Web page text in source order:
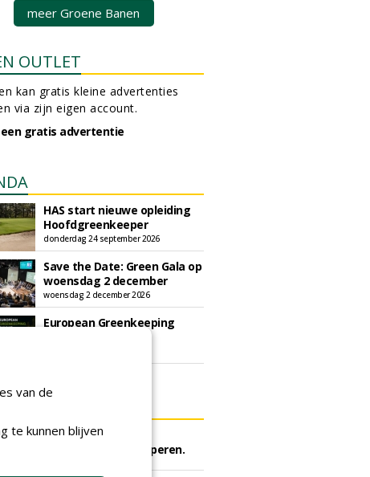
meer Groene Banen
OUTLET
kan gratis kleine advertenties
via zijn eigen account.
gratis advertentie
HAS start nieuwe opleiding
Hoofdgreenkeeper
donderdag 24 september 2026
Save the Date: Green Gala op
woensdag 2 december
woensdag 2 december 2026
European Greenkeeping
Rotterdam gunt semi
meststoffen aan Van Iperen.
van de
te kunnen blijven